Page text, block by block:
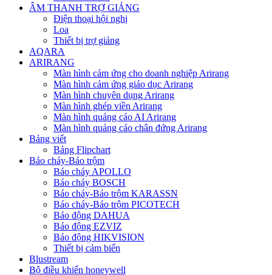
ÂM THANH TRỢ GIẢNG
Điện thoại hội nghị
Loa
Thiết bị trợ giảng
AQARA
ARIRANG
Màn hình cảm ứng cho doanh nghiệp Arirang
Màn hình cảm ứng giáo dục Arirang
Màn hình chuyên dụng Arirang
Màn hình ghép viền Arirang
Màn hình quảng cáo AI Arirang
Màn hình quảng cáo chân đứng Arirang
Bảng viết
Bảng Flipchart
Báo cháy-Báo trộm
Báo cháy APOLLO
Báo cháy BOSCH
Báo cháy-Báo trộm KARASSN
Báo cháy-Báo trộm PICOTECH
Báo động DAHUA
Báo động EZVIZ
Báo động HIKVISION
Thiết bị cảm biến
Blustream
Bộ điều khiển honeywell